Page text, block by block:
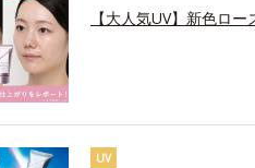
【大人気UV】新色ロ
UV